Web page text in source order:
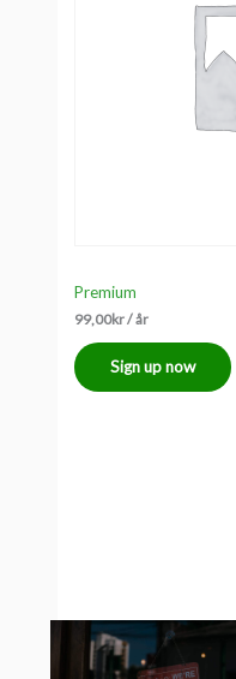
Premium
99,00kr/ år
Sign up now